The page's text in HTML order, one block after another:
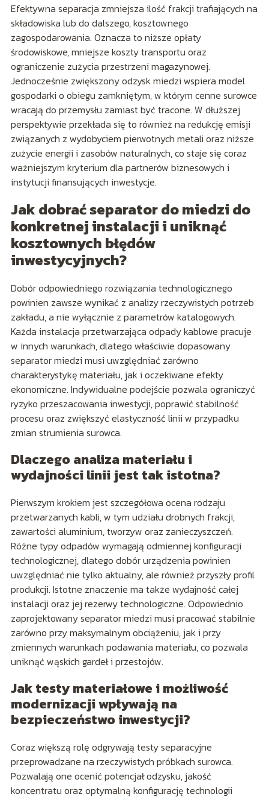
Efektywna separacja zmniejsza ilość frakcji trafiających na
składowiska lub do dalszego, kosztownego
zagospodarowania. Oznacza to niższe opłaty
środowiskowe, mniejsze koszty transportu oraz
ograniczenie zużycia przestrzeni magazynowej.
Jednocześnie zwiększony odzysk miedzi wspiera model
gospodarki o obiegu zamkniętym, w którym cenne surowce
wracają do przemysłu zamiast być tracone. W dłuższej
perspektywie przekłada się to również na redukcję emisji
związanych z wydobyciem pierwotnych metali oraz niższe
zużycie energii i zasobów naturalnych, co staje się coraz
ważniejszym kryterium dla partnerów biznesowych i
instytucji finansujących inwestycje.
Jak dobrać separator do miedzi do
konkretnej instalacji i uniknąć
kosztownych błędów
inwestycyjnych?
Dobór odpowiedniego rozwiązania technologicznego
powinien zawsze wynikać z analizy rzeczywistych potrzeb
zakładu, a nie wyłącznie z parametrów katalogowych.
Każda instalacja przetwarzająca odpady kablowe pracuje
w innych warunkach, dlatego właściwie dopasowany
separator miedzi musi uwzględniać zarówno
charakterystykę materiału, jak i oczekiwane efekty
ekonomiczne. Indywidualne podejście pozwala ograniczyć
ryzyko przeszacowania inwestycji, poprawić stabilność
procesu oraz zwiększyć elastyczność linii w przypadku
zmian strumienia surowca.
Dlaczego analiza materiału i
wydajności linii jest tak istotna?
Pierwszym krokiem jest szczegółowa ocena rodzaju
przetwarzanych kabli, w tym udziału drobnych frakcji,
zawartości aluminium, tworzyw oraz zanieczyszczeń.
Różne typy odpadów wymagają odmiennej konfiguracji
technologicznej, dlatego dobór urządzenia powinien
uwzględniać nie tylko aktualny, ale również przyszły profil
produkcji. Istotne znaczenie ma także wydajność całej
instalacji oraz jej rezerwy technologiczne. Odpowiednio
zaprojektowany separator miedzi musi pracować stabilnie
zarówno przy maksymalnym obciążeniu, jak i przy
zmiennych warunkach podawania materiału, co pozwala
uniknąć wąskich gardeł i przestojów.
Jak testy materiałowe i możliwość
modernizacji wpływają na
bezpieczeństwo inwestycji?
Coraz większą rolę odgrywają testy separacyjne
przeprowadzane na rzeczywistych próbkach surowca.
Pozwalają one ocenić potencjał odzysku, jakość
koncentratu oraz optymalną konfigurację technologii